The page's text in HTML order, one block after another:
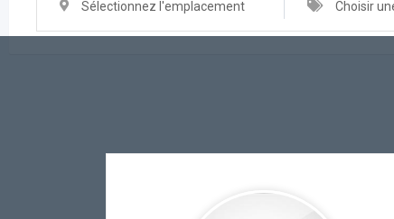
Sélectionnez l'emplacement Choisir